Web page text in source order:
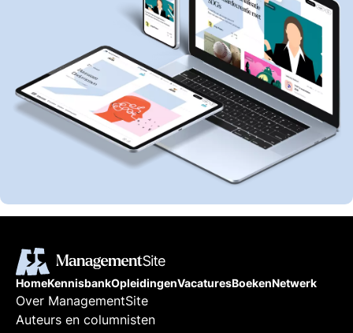
HomeKennisbankOpleidingenVacaturesBoekenNetwerk
Over ManagementSite
Auteurs en columnisten